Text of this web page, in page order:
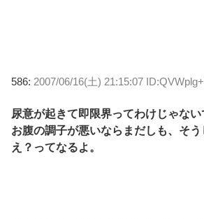
586: 2007/06/16(土) 21:15:07
尿意が起きて即限界ってわけじゃない
お腹の調子が悪いならまだしも、そ
え？ってなるよ。